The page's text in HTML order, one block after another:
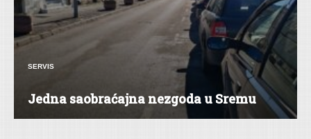
SERVIS
Jedna saobraćajna nezgoda u Sremu